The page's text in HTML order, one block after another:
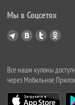
Мы в Соцсетях
Все наши купоны
через Мобильное